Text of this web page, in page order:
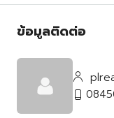
ข้อมูลติดต่อ